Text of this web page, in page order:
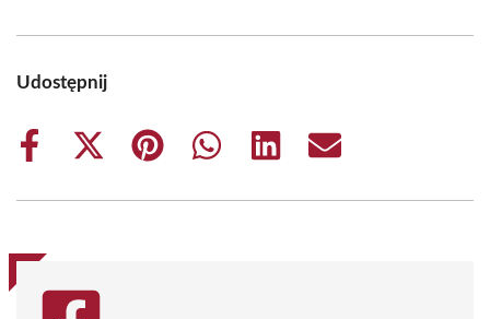
Udostępnij
Share
Share
(Twitter)
Share
Share
Share
Share